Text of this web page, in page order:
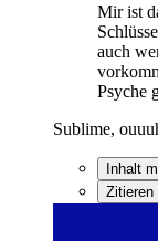
Mir ist
auch
Psyche
Sublime,
Inhalt
Zitieren